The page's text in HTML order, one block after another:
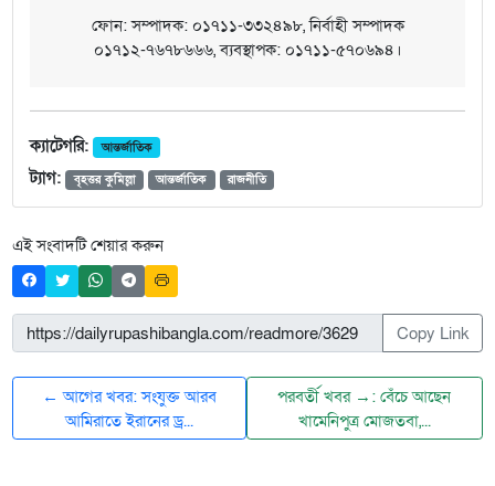
ফোন: সম্পাদক: ০১৭১১-৩৩২৪৯৮, নির্বাহী সম্পাদক
০১৭১২-৭৬৭৮৬৬৬, ব্যবস্থাপক: ০১৭১১-৫৭০৬৯৪।
ক্যাটেগরি: আন্তর্জাতিক
ট্যাগ: বৃহত্তর কুমিল্লা আন্তর্জাতিক রাজনীতি
এই সংবাদটি শেয়ার করুন
Copy Link
← আগের খবর: সংযুক্ত আরব
আমিরাতে ইরানের ড্র...
পরবর্তী খবর →: বেঁচে আছেন
খামেনিপুত্র মোজতবা,...